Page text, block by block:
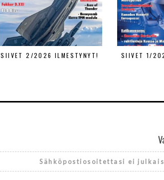
SIIVET 2/2026 ILMESTYNYT! SIIVET 1/
Sähköpostiosoitettasi ei